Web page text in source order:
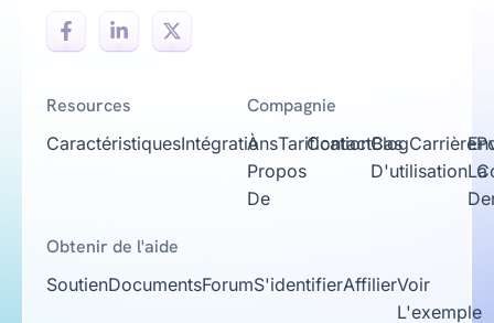
Resources
CaractéristiquesIntégrationsTarificationCas
D'utilisationLa
Compagnie
À
Propos
De
ContactBlogCarrière
Obtenir de l'aide
SoutienDocumentsForumS'identifierAffilierVoir
L'exemple